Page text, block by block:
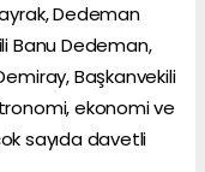
Dedeman
Banu Dedeman,
Başkanvekili
ekonomi ve
sayıda davetli